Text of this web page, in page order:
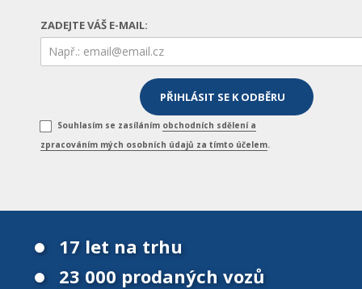
ZADEJTE VÁŠ E-MAIL:
Souhlasím se zasíláním obchodních sdělení a
zpracováním mých osobních údajů za tímto účelem.
17 let na trhu
23 000 prodaných vozů